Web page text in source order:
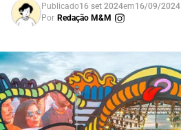
Publicado16 set 2024em16/09/2024
Por Redação M&M